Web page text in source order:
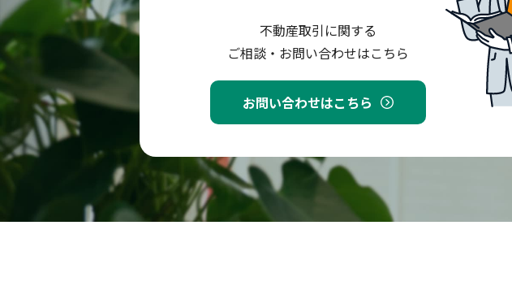
不動産取引に関する
ご相談・お問い合わせはこちら
お問い合わせはこちら